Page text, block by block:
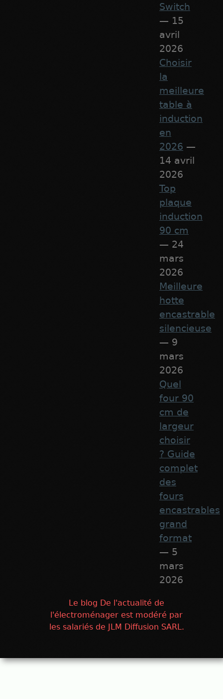
Switch
— 15
avril
2026
Choisir
la
meilleure
table à
induction
en
2026 —
14 avril
2026
Top
plaque
induction
90 cm
— 24
mars
2026
Meilleure
hotte
encastrable
silencieuse
— 9
mars
2026
Quel
four 90
cm de
largeur
choisir
? Guide
complet
des
fours
encastrables
grand
format
— 5
mars
2026
Le blog De l'actualité de
l'électroménager est modéré par
les salariés de JLM Diffusion SARL.